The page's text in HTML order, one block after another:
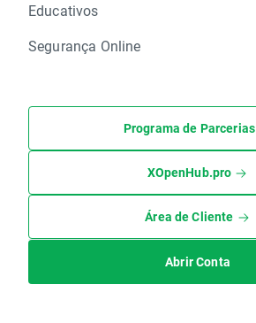
Educativos
Segurança Online
Programa de Parcerias
XOpenHub.pro
Área de Cliente
Abrir Conta